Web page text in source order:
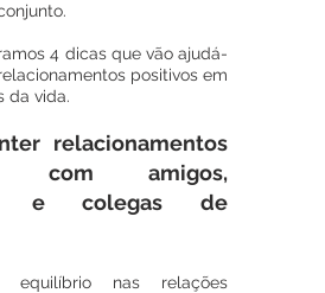
4 dicas que vão ajudá-
positivos em
da vida.
relacionamentos
com amigos,
e colegas de
equilíbrio nas relações